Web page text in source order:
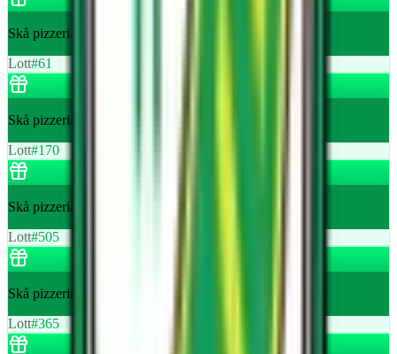
Skå pizzeria 1 st gratis pizza
Lott#61
Skå pizzeria 1 st gratis pizza
Lott#170
Skå pizzeria 1 st gratis pizza
Lott#505
Skå pizzeria 1 st gratis pizza
Lott#365